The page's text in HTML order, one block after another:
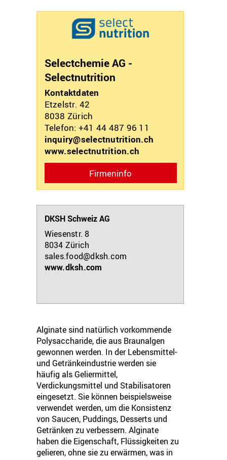
Firmeninfo
Selectchemie AG -
Selectnutrition
Kontaktdaten
Etzelstr. 42
8038 Zürich
Telefon: +41 44 487 96 11
inquiry@selectnutrition.ch
www.selectnutrition.ch
DKSH Schweiz AG
Wiesenstr. 8
8034 Zürich
sales.food@dksh.com
www.dksh.com
Alginate sind natürlich vorkommende
Polysaccharide, die aus Braunalgen
gewonnen werden. In der Lebensmittel-
und Getränkeindustrie werden sie
häufig als Geliermittel,
Verdickungsmittel und Stabilisatoren
eingesetzt. Sie können beispielsweise
verwendet werden, um die Konsistenz
von Saucen, Puddings, Desserts und
Getränken zu verbessern. Alginate
haben die Eigenschaft, Flüssigkeiten zu
gelieren, ohne sie zu erwärmen, was in